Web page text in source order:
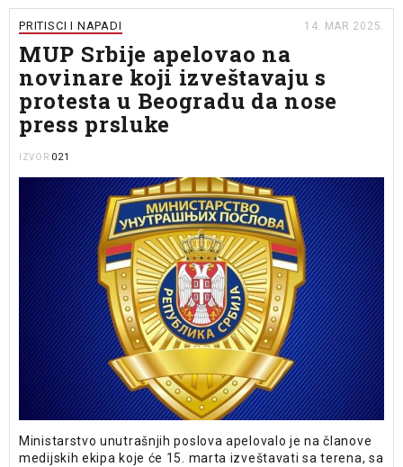
PRITISCI I NAPADI 14. MAR 2025.
MUP Srbije apelovao na
novinare koji izveštavaju s
protesta u Beogradu da nose
press prsluke
IZVOR 021
Ministarstvo unutrašnjih poslova apelovalo je na članove
medijskih ekipa koje će 15. marta izveštavati sa terena, sa